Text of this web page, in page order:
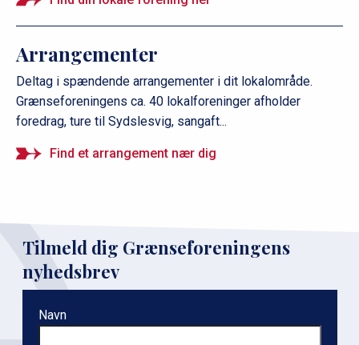
Arrangementer
Deltag i spændende arrangementer i dit lokalområde.
Grænseforeningens ca. 40 lokalforeninger afholder
foredrag, ture til Sydslesvig, sangaft...
Find et arrangement nær dig
Tilmeld dig Grænseforeningens
nyhedsbrev
Navn